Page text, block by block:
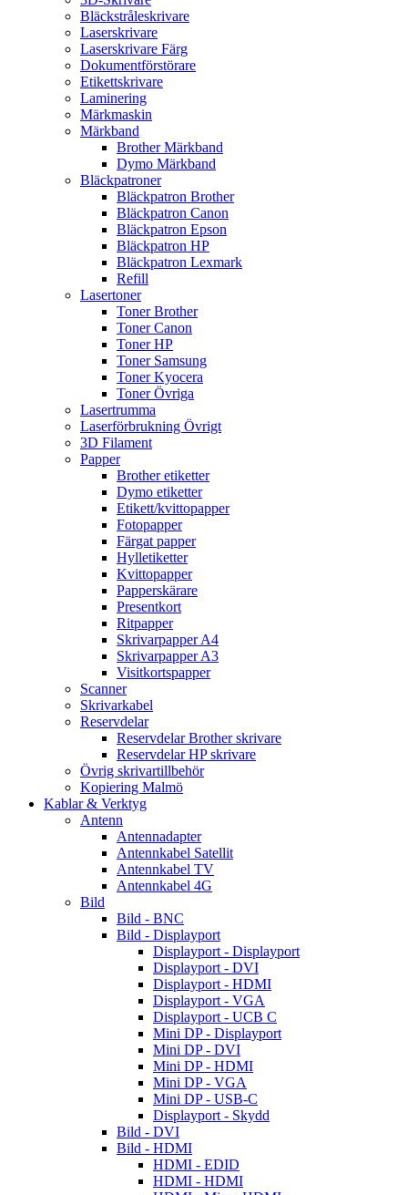
Bläckstråleskrivare
Laserskrivare
Laserskrivare Färg
Dokumentförstörare
Etikettskrivare
Laminering
Märkmaskin
Märkband
Brother Märkband
Dymo Märkband
Bläckpatroner
Bläckpatron Brother
Bläckpatron Canon
Bläckpatron Epson
Bläckpatron HP
Bläckpatron Lexmark
Refill
Lasertoner
Toner Brother
Toner Canon
Toner HP
Toner Samsung
Toner Kyocera
Toner Övriga
Lasertrumma
Laserförbrukning Övrigt
3D Filament
Papper
Brother etiketter
Dymo etiketter
Etikett/kvittopapper
Fotopapper
Färgat papper
Hylletiketter
Kvittopapper
Papperskärare
Presentkort
Ritpapper
Skrivarpapper A4
Skrivarpapper A3
Visitkortspapper
Scanner
Skrivarkabel
Reservdelar
Reservdelar Brother skrivare
Reservdelar HP skrivare
Övrig skrivartillbehör
Kopiering Malmö
Kablar & Verktyg
Antenn
Antennadapter
Antennkabel Satellit
Antennkabel TV
Antennkabel 4G
Bild
Bild - BNC
Bild - Displayport
Displayport - Displayport
Displayport - DVI
Displayport - HDMI
Displayport - VGA
Displayport - UCB C
Mini DP - Displayport
Mini DP - DVI
Mini DP - HDMI
Mini DP - VGA
Mini DP - USB-C
Displayport - Skydd
Bild - DVI
Bild - HDMI
HDMI - EDID
HDMI - HDMI